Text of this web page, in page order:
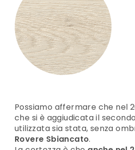
Possiamo affermare che nel
che si è aggiudicata il
utilizzata sia stata, senza
Rovere Sbiancato.